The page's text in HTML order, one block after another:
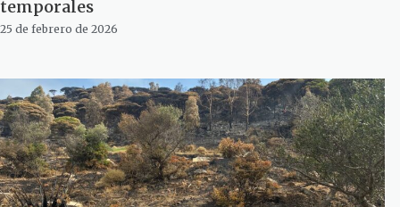
temporales
25 de febrero de 2026